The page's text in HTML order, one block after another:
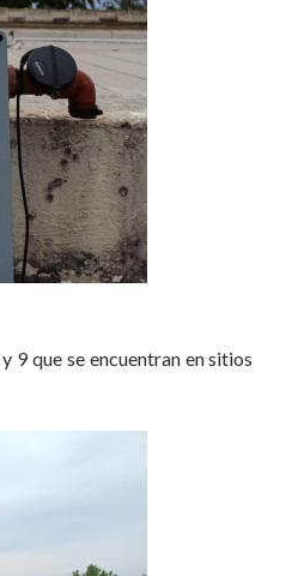
9 que se encuentran en sitios